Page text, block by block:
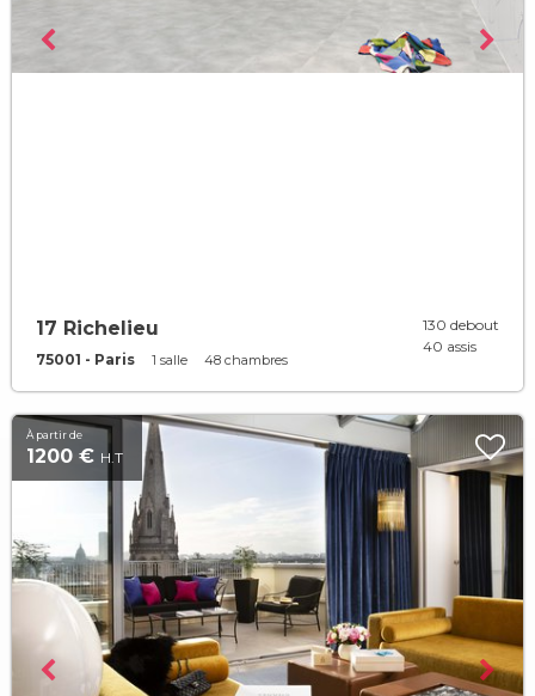
17 Richelieu
75001 - Paris 1 salle 48 chambres
130 debout
40 assis
À partir de
1200 € H.T